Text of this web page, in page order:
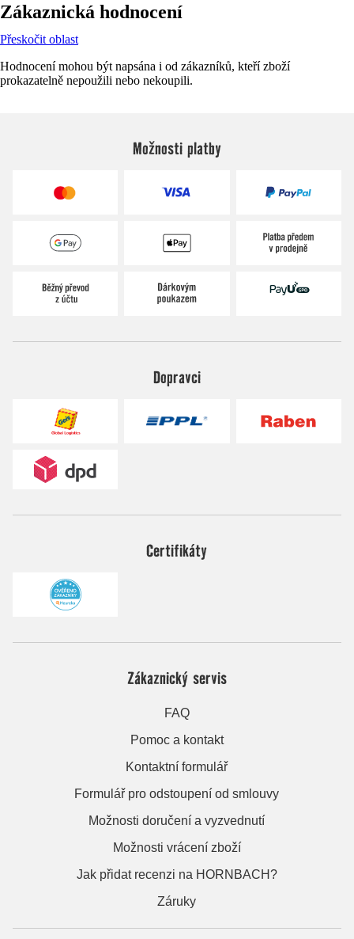
Zákaznická hodnocení
Přeskočit oblast
Hodnocení mohou být napsána i od zákazníků, kteří zboží
prokazatelně nepoužili nebo nekoupili.
Možnosti platby
Dopravci
Certifikáty
Zákaznický servis
FAQ
Pomoc a kontakt
Kontaktní formulář
Formulář pro odstoupení od smlouvy
Možnosti doručení a vyzvednutí
Možnosti vrácení zboží
Jak přidat recenzi na HORNBACH?
Záruky